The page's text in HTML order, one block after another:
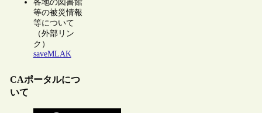
各地の図書館
等の被災情報
等について
（外部リン
ク）
saveMLAK
CAポータルにつ
いて